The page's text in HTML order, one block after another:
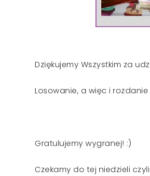
Dziękujemy Wszystkim za
Losowanie, a więc i rozdanie
Gratulujemy wygranej! :)
Czekamy do tej niedzieli